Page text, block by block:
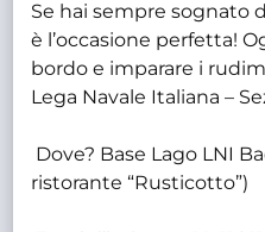
Se hai sempre sognato
è l’occasione perfetta!
bordo e imparare i
Lega Navale Italiana –
Dove? Base Lago LNI
ristorante “Rusticotto”)